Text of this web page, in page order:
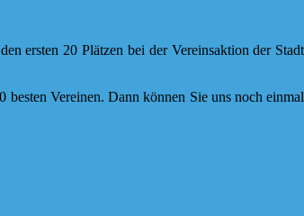
ersten 20 Plätzen bei der Vereinsaktion der
Vereinen. Dann können Sie uns noch